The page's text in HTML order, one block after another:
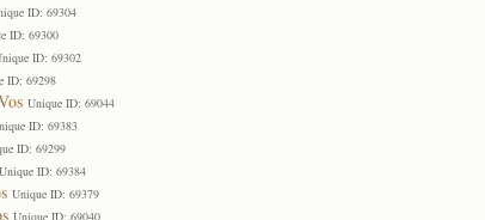
ID: 69304
ID: 69300
ID: 69302
ID: 69298
Unique ID: 69044
ID: 69383
ID: 69299
Unique ID: 69384
Unique ID: 69379
Unique ID: 69040